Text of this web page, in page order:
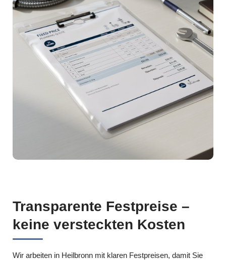
Transparente Festpreise –
keine versteckten Kosten
Wir arbeiten in Heilbronn mit klaren Festpreisen, damit Sie